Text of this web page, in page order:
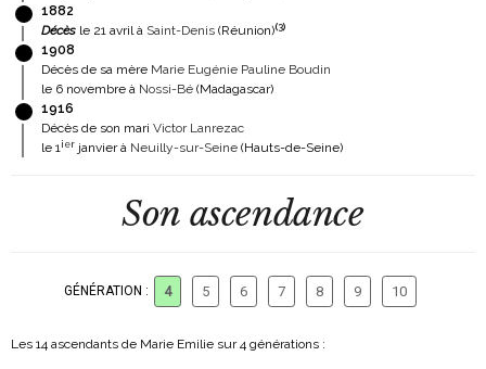
1882
Décès le 21 avril à Saint-Denis (Réunion)(3)
1908
Décès de sa mère Marie Eugénie Pauline Boudin
le 6 novembre à Nossi-Bé (Madagascar)
1916
Décès de son mari Victor Lanrezac
le 1ier janvier à Neuilly-sur-Seine (Hauts-de-Seine)
Son ascendance
GÉNÉRATION : 4 5 6 7 8 9 10
Les 14 ascendants de Marie Emilie sur 4 générations :